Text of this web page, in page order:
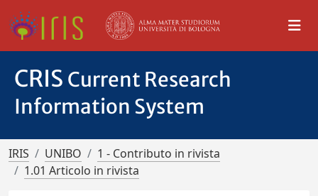
CRIS Current Research
Information System
IRIS UNIBO
1 - Contributo in rivista
1.01 Articolo in rivista